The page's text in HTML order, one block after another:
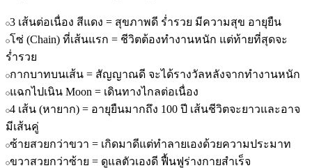
3 เส้นต่อเนื่อง สีแดง = สุขภาพดี ร่ำรวย มีความสุข อายุยืน
โซ่ (Chain) ที่เส้นแรก = ชีวิตต้องทำงานหนัก แต่ท้ายที่สุดจะ
ร่ำรวย
กากบาทบนเส้น = สัญญาณดี จะได้รางวัลหลังจากทำงานหนัก
แฉกไปเนิน Moon = เดินทางไกลต่อเนื่อง
4 เส้น (หายาก) = อายุยืนมากถึง 100 ปี เส้นชีวิตจะยาวและอาจ
มีเส้นคู่
ซ้ายสวยกว่าขวา = เกิดมาดีแต่ทำลายเองด้วยความประมาท
ขวาสวยกว่าซ้าย = ดูแลตัวเองดี ฟื้นฟูร่างกายสำเร็จ